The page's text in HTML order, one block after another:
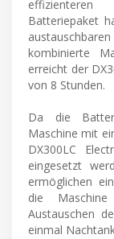
Batteriepaket
kombinierte
erreicht der
von 8 Stunden.
Da die
Maschine mit
DX300LC
eingesetzt
ermöglichen
die
Austauschen
einmal